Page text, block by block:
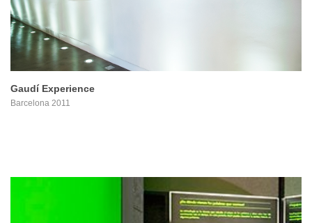
Gaudí Experience
Barcelona 2011